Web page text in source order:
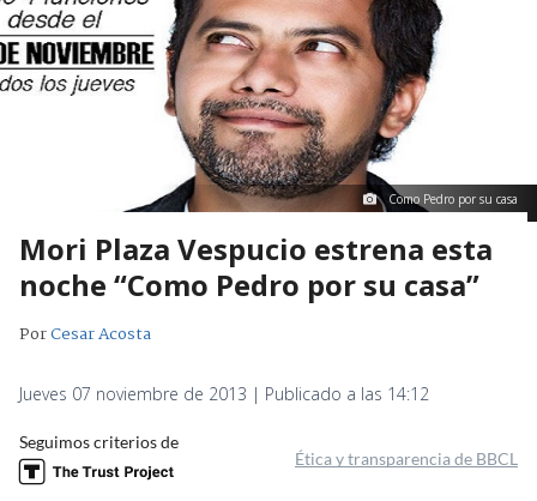
Como Pedro por su casa
Mori Plaza Vespucio estrena esta
noche “Como Pedro por su casa”
PorCesar Acosta
Jueves 07 noviembre de 2013 | Publicado a las 14:12
Seguimos criterios de
Ética y transparencia de BBCL